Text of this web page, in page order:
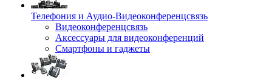
Телефония и Аудио-Видеоконференцсвязь
Видеоконференцсвязь
Аксессуары для видеоконференций
Смартфоны и гаджеты